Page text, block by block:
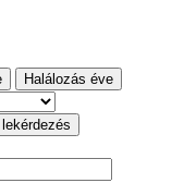
Halálozás éve